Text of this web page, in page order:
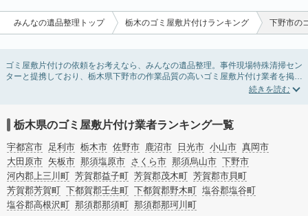
みんなの遺品整理トップ 栃木のゴミ屋敷片付けランキング 下野市の
ゴミ屋敷片付けの依頼をお考えなら、みんなの遺品整理。事件現場特殊清掃セン
ターと提携しており、栃木県下野市の作業品質の高いゴミ屋敷片付け業者を掲載
しています。汚部屋の片付けに伴う不用品の処分・回収・引き取りから、外虫の
条件を利用し検索してみましょう。ゴミ屋敷になってしまう方は高齢で体力的に
掃除するのが難しい、認知症やセルフネグレクトになってしまう、精神的なスト
レスなど様々な原因があります。
またお役立ち情報も豊富なので、部屋を埋めつくす大量のゴミを自力で片付ける
方法についてもチェックしてみてください。
栃木県のゴミ屋敷片付け業者ランキング一覧
宇都宮市 足利市 栃木市 佐野市 鹿沼市 日光市 小山市 真岡市
大田原市 矢板市 那須塩原市 さくら市 那須烏山市 下野市
河内郡上三川町 芳賀郡益子町 芳賀郡茂木町 芳賀郡市貝町
芳賀郡芳賀町 下都賀郡壬生町 下都賀郡野木町 塩谷郡塩谷町
塩谷郡高根沢町 那須郡那須町 那須郡那珂川町